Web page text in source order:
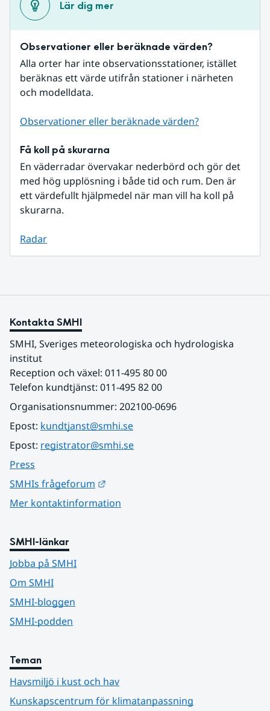
Lär dig mer
Observationer eller beräknade värden?
Alla orter har inte observationsstationer, istället
beräknas ett värde utifrån stationer i närheten
och modelldata.
Observationer eller beräknade värden?
Få koll på skurarna
En väderradar övervakar nederbörd och gör det
med hög upplösning i både tid och rum. Den är
ett värdefullt hjälpmedel när man vill ha koll på
skurarna.
Radar
Kontakta SMHI
SMHI, Sveriges meteorologiska och hydrologiska
institut
Reception och växel: 011-495 80 00
Telefon kundtjänst: 011-495 82 00
Organisationsnummer: 202100-0696
Epost: kundtjanst@smhi.se
Epost: registrator@smhi.se
Press
SMHIs frågeforum
Mer kontaktinformation
SMHI-länkar
Jobba på SMHI
Om SMHI
SMHI-bloggen
SMHI-podden
Teman
Havsmiljö i kust och hav
Kunskapscentrum för klimatanpassning